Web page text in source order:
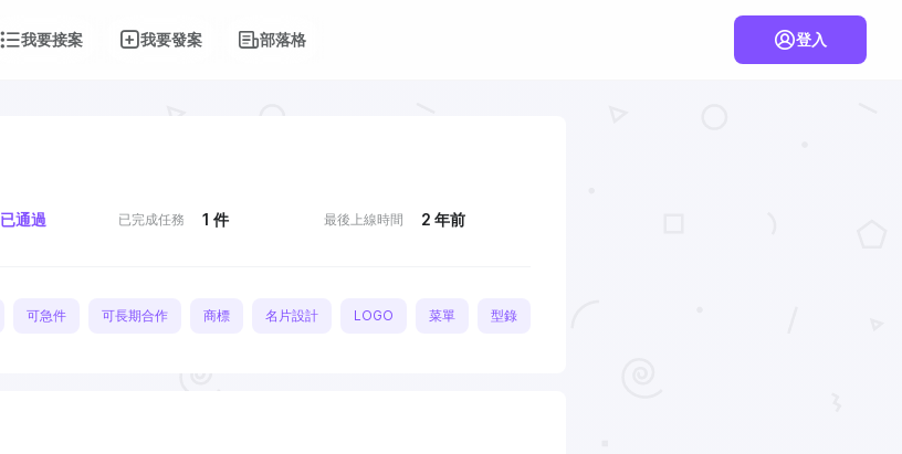
我要接案 我要發案 部落格 登入
已通過 已完成任務 1 件 最後上線時間 2 年前
可急件 可長期合作 商標 名片設計 LOGO 菜單 型錄